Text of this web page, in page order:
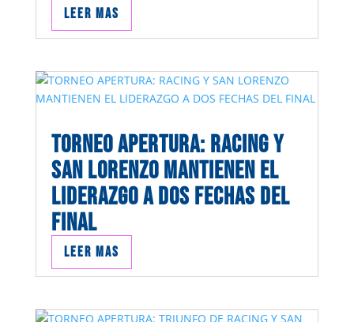
Leer mas
TORNEO APERTURA: RACING Y
SAN LORENZO MANTIENEN EL
LIDERAZGO A DOS FECHAS DEL
FINAL
Leer mas